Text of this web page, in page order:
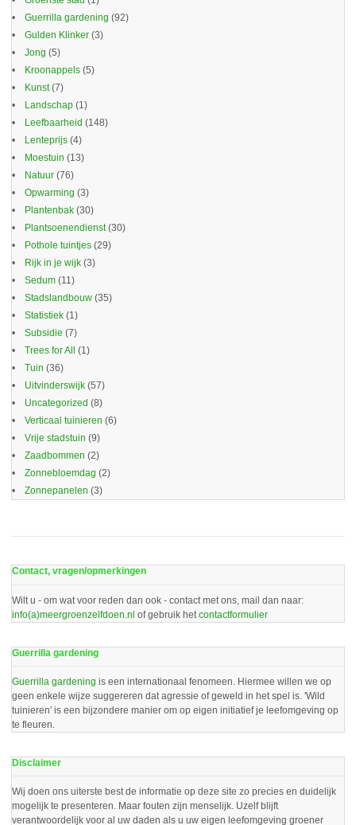
Guerrilla gardening (92)
Gulden Klinker (3)
Jong (5)
Kroonappels (5)
Kunst(7)
Landschap (1)
Leefbaarheid (148)
Lenteprijs (4)
Moestuin (13)
Natuur (76)
Opwarming (3)
Plantenbak (30)
Plantsoenendienst(30)
Pothole tuintjes (29)
Rijk in je wijk (3)
Sedum (11)
Stadslandbouw (35)
Statistiek (1)
Subsidie (7)
Trees for All
(1)
Tuin (36)
Uitvinderswijk (57)
Uncategorized (8)
Verticaal tuinieren (6)
Vrije stadstuin (9)
Zaadbommen (2)
Zonnebloemdag (2)
Zonnepanelen (3)
Contact, vragen/opmerkingen
Wilt u - om wat voor reden dan ook - contact met ons, mail dan naar:
info(a)meergroenzelfdoen.nl of gebruik het contactformulier
Guerrilla gardening
Guerrilla gardening is een internationaal fenomeen. Hiermee willen we op
geen enkele wijze suggereren dat agressie of geweld in het spel is. 'Wild
tuinieren' is een bijzondere manier om op eigen initiatief je leefomgeving op
te fleuren.
Disclaimer
Wij doen ons uiterste best de informatie op deze site zo precies en duidelijk
mogelijk te presenteren. Maar fouten zijn menselijk. Uzelf blijft
verantwoordelijk voor al uw daden als u uw eigen leefomgeving groener